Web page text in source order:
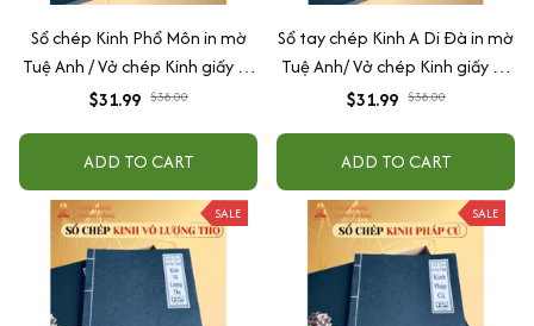
Sổ chép Kinh Phổ Môn in mờ
Tuệ Anh / Vở chép Kinh giấy cổ
(Tặng kèm Hộp đựng)
$31.99 $38.00
ADD TO CART
Sổ tay chép Kinh A Di Đà in mờ
Tuệ Anh/ Vở chép Kinh giấy cổ
(Tặng kèm Hộp đựng Kinh)
$31.99 $38.00
ADD TO CART
SALE SALE